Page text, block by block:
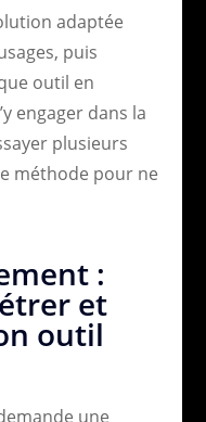
adaptée
puis
outil en
engager dans la
plusieurs
méthode pour ne
:
et
outil
une